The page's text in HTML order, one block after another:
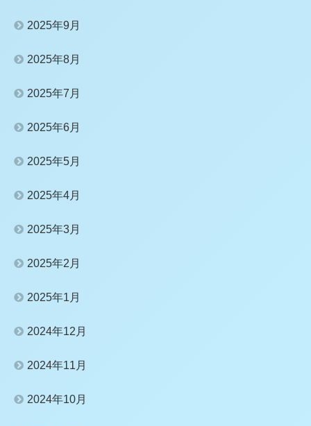
2025年9月
2025年8月
2025年7月
2025年6月
2025年5月
2025年4月
2025年3月
2025年2月
2025年1月
2024年12月
2024年11月
2024年10月